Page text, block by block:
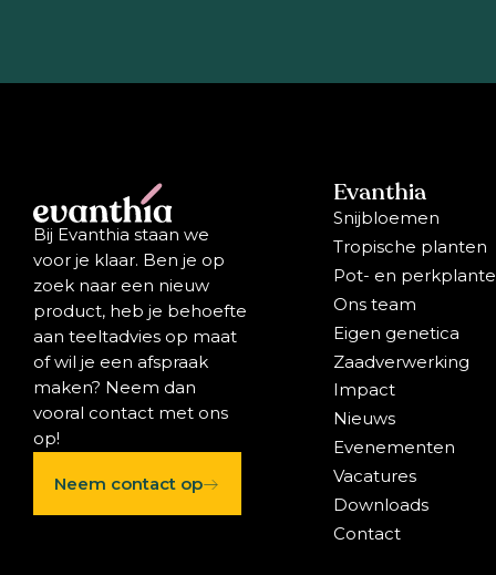
Bij Evanthia staan we
voor je klaar. Ben je op
zoek naar een nieuw
product, heb je behoefte
aan teeltadvies op maat
of wil je een afspraak
maken? Neem dan
vooral contact met ons
op!
Neem contact op
Evanthia
Snijbloemen
Tropische planten
Pot- en
Ons team
Eigen genetica
Zaadverwerking
Impact
Nieuws
Evenementen
Vacatures
Downloads
Contact